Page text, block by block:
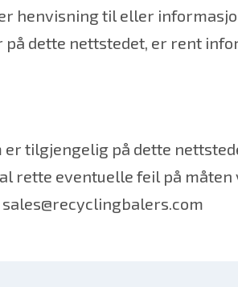
henvisning til eller
dette nettstedet, er rent
tilgjengelig på dette
rette eventuelle feil på